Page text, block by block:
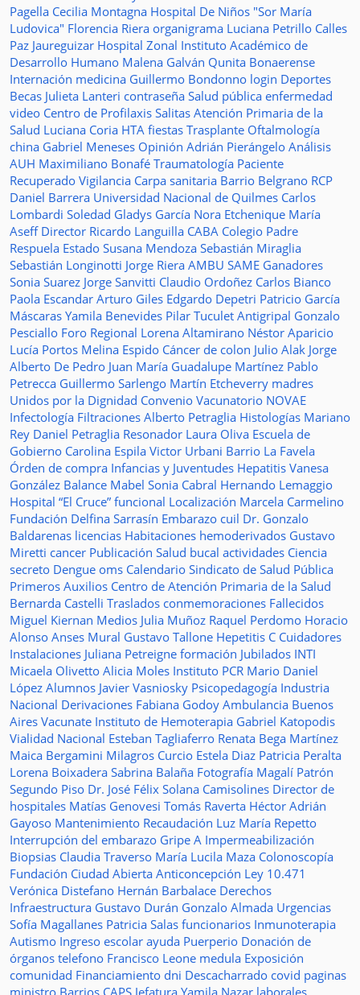
Pagella Cecilia Montagna Hospital De Niños "Sor María
Ludovica" Florencia Riera organigrama Luciana Petrillo Calles
Paz Jaureguizar Hospital Zonal Instituto Académico de
Desarrollo Humano Malena Galván Qunita Bonaerense
Internación medicina Guillermo Bondonno login Deportes
Becas Julieta Lanteri contraseña Salud pública enfermedad
video Centro de Profilaxis Salitas Atención Primaria de la
Salud Luciana Coria HTA fiestas Trasplante Oftalmología
china Gabriel Meneses Opinión Adrián Pierángelo Análisis
AUH Maximiliano Bonafé Traumatología Paciente
Recuperado Vigilancia Carpa sanitaria Barrio Belgrano RCP
Daniel Barrera Universidad Nacional de Quilmes Carlos
Lombardi Soledad Gladys García Nora Etchenique María
Aseff Director Ricardo Languilla CABA Colegio Padre
Respuela Estado Susana Mendoza Sebastián Miraglia
Sebastián Longinotti Jorge Riera AMBU SAME Ganadores
Sonia Suarez Jorge Sanvitti Claudio Ordoñez Carlos Bianco
Paola Escandar Arturo Giles Edgardo Depetri Patricio García
Máscaras Yamila Benevides Pilar Tuculet Antigripal Gonzalo
Pesciallo Foro Regional Lorena Altamirano Néstor Aparicio
Lucía Portos Melina Espido Cáncer de colon Julio Alak Jorge
Alberto De Pedro Juan María Guadalupe Martínez Pablo
Petrecca Guillermo Sarlengo Martín Etcheverry madres
Unidos por la Dignidad Convenio Vacunatorio NOVAE
Infectología Filtraciones Alberto Petraglia Histologías Mariano
Rey Daniel Petraglia Resonador Laura Oliva Escuela de
Gobierno Carolina Espila Victor Urbani Barrio La Favela
Órden de compra Infancias y Juventudes Hepatitis Vanesa
González Balance Mabel Sonia Cabral Hernando Lemaggio
Hospital “El Cruce” funcional Localización Marcela Carmelino
Fundación Delfina Sarrasín Embarazo cuil Dr. Gonzalo
Baldarenas licencias Habitaciones hemoderivados Gustavo
Miretti cancer Publicación Salud bucal actividades Ciencia
secreto Dengue oms Calendario Sindicato de Salud Pública
Primeros Auxilios Centro de Atención Primaria de la Salud
Bernarda Castelli Traslados conmemoraciones Fallecidos
Miguel Kiernan Medios Julia Muñoz Raquel Perdomo Horacio
Alonso Anses Mural Gustavo Tallone Hepetitis C Cuidadores
Instalaciones Juliana Petreigne formación Jubilados INTI
Micaela Olivetto Alicia Moles Instituto PCR Mario Daniel
López Alumnos Javier Vasniosky Psicopedagogía Industria
Nacional Derivaciones Fabiana Godoy Ambulancia Buenos
Aires Vacunate Instituto de Hemoterapia Gabriel Katopodis
Vialidad Nacional Esteban Tagliaferro Renata Bega Martínez
Maica Bergamini Milagros Curcio Estela Diaz Patricia Peralta
Lorena Boixadera Sabrina Balaña Fotografía Magalí Patrón
Segundo Piso Dr. José Félix Solana Camisolines Director de
hospitales Matías Genovesi Tomás Raverta Héctor Adrián
Gayoso Mantenimiento Recaudación Luz María Repetto
Interrupción del embarazo Gripe A Impermeabilización
Biopsias Claudia Traverso María Lucila Maza Colonoscopía
Fundación Ciudad Abierta Anticoncepción Ley 10.471
Verónica Distefano Hernán Barbalace Derechos
Infraestructura Gustavo Durán Gonzalo Almada Urgencias
Sofía Magallanes Patricia Salas funcionarios Inmunoterapia
Autismo Ingreso escolar ayuda Puerperio Donación de
órganos telefono Francisco Leone medula Exposición
comunidad Financiamiento dni Descacharrado covid paginas
ministro Barrios CAPS Jefatura Yamila Nazar laborales